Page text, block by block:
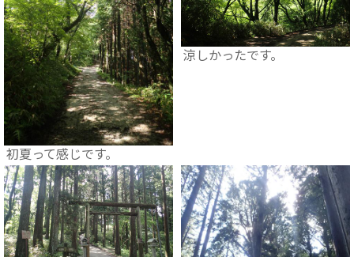
初夏って感じです。
涼しかったです。